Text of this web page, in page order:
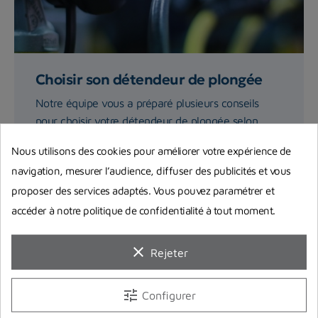
Choisir son détendeur de plongée
Notre équipe vous a préparé plusieurs conseils
pour choisir votre détendeur de plongée selon
Nous utilisons des cookies pour améliorer votre expérience de
navigation, mesurer l’audience, diffuser des publicités et vous
proposer des services adaptés. Vous pouvez paramétrer et
accéder à notre politique de confidentialité à tout moment.
clear Rejeter
tune Configurer